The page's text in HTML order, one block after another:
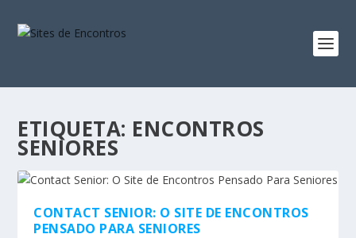
ETIQUETA: ENCONTROS
SENIORES
CONTACT SENIOR: O SITE DE ENCONTROS
PENSADO PARA SENIORES